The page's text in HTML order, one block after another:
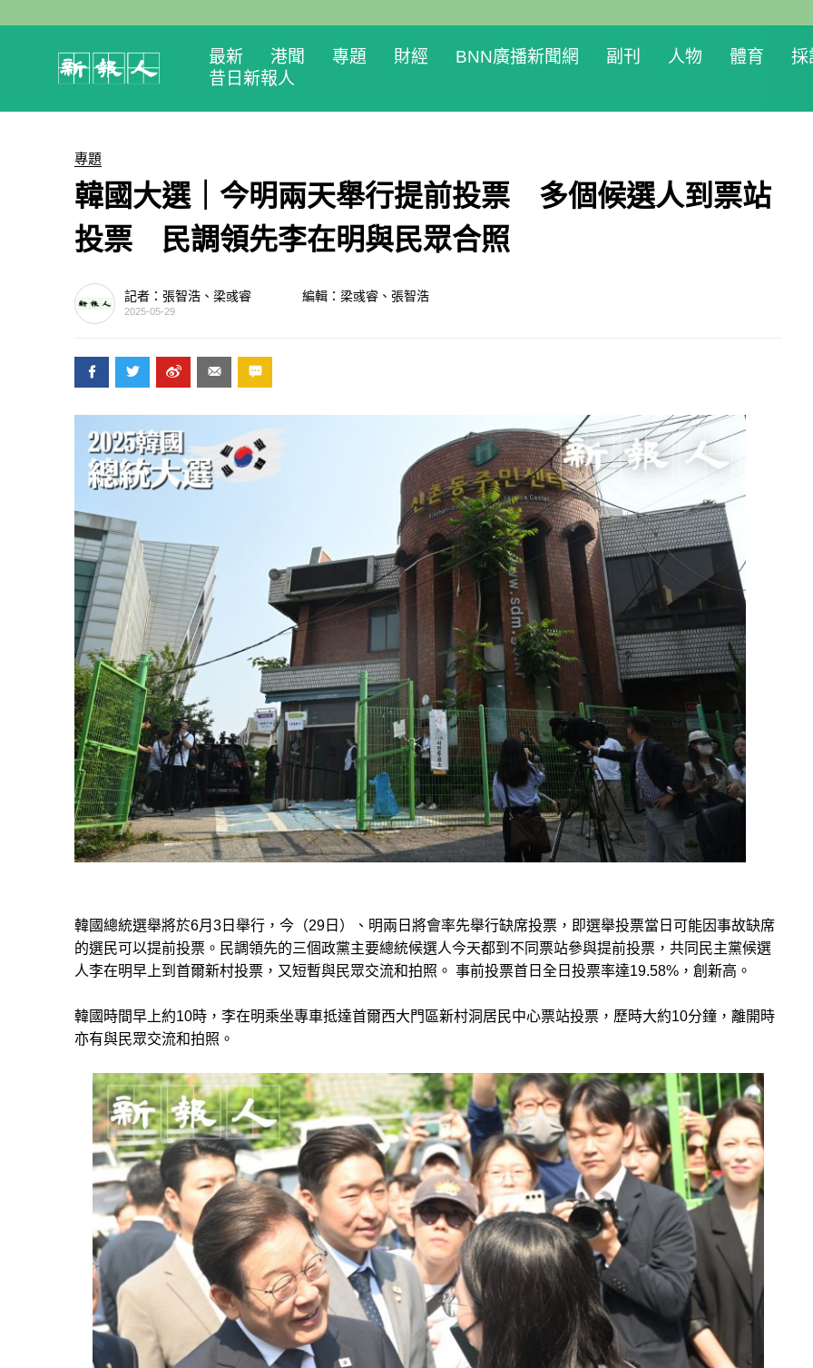
最新 港聞 專題 財經 BNN廣播新聞網 副刊 人物 體育 採
昔日新報人
專題
韓國大選｜今明兩天舉行提前投票 多個候選人到票站
投票 民調領先李在明與民眾合照
記者：張智浩、梁彧睿 編輯：梁彧睿、張智浩
2025-05-29
韓國總統選舉將於6月3日舉行，今（29日）、明兩日將會率先舉行缺席投票，即選舉投票當日可能因事故缺席
的選民可以提前投票。民調領先的三個政黨主要總統候選人今天都到不同票站參與提前投票，共同民主黨候選
人李在明早上到首爾新村投票，又短暫與民眾交流和拍照。 事前投票首日全日投票率達19.58%，創新高。
韓國時間早上約10時，李在明乘坐專車抵達首爾西大門區新村洞居民中心票站投票，歷時大約10分鐘，離開時
亦有與民眾交流和拍照。